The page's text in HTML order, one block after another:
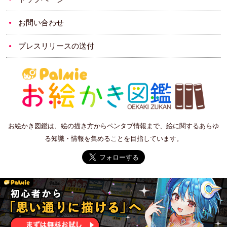
お問い合わせ
プレスリリースの送付
お絵かき図鑑は、絵の描き方からペンタブ情報まで、絵に関するあらゆ
る知識・情報を集めることを目指しています。